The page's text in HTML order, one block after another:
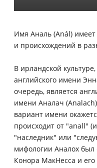
Имя Аналь (Anál)
и происхождений в
В ирландской
английского имени
очередь, является
имени Аналач
вариант имени
происходит от "anall"
"наследник" или
мифологии Аналох был
Конора МакНесса и